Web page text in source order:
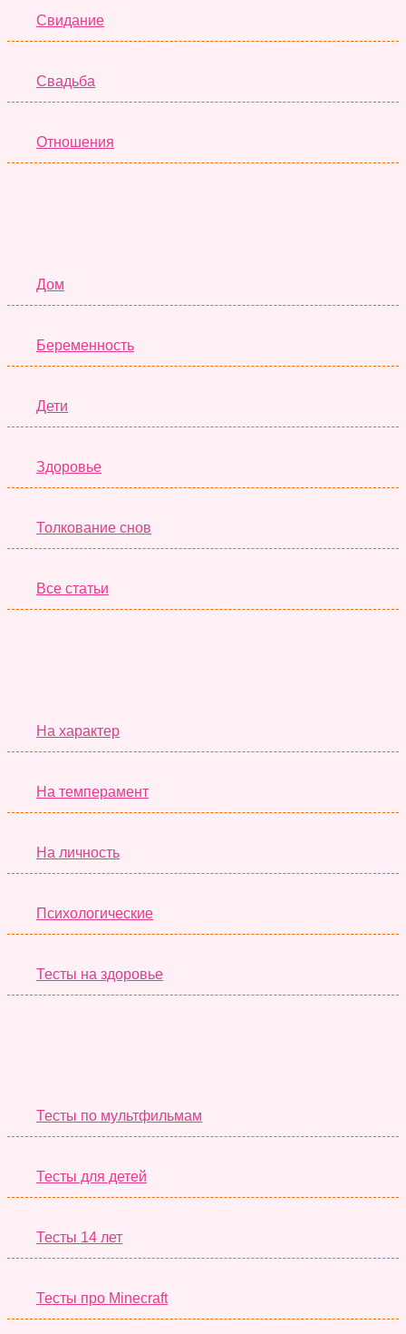
Свидание
Свадьба
Отношения
Дом
Беременность
Дети
Здоровье
Толкование снов
Все статьи
На характер
На темперамент
На личность
Психологические
Тесты на здоровье
Тесты по мультфильмам
Тесты для детей
Тесты 14 лет
Тесты про Minecraft